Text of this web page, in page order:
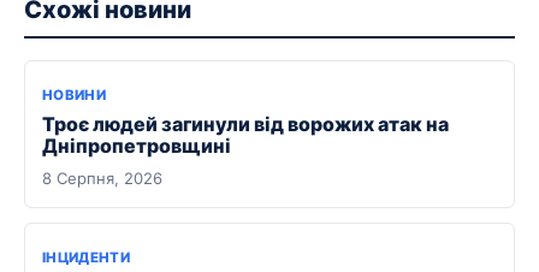
Схожі новини
НОВИНИ
Троє людей загинули від ворожих атак на
Дніпропетровщині
8 Серпня, 2026
ІНЦИДЕНТИ